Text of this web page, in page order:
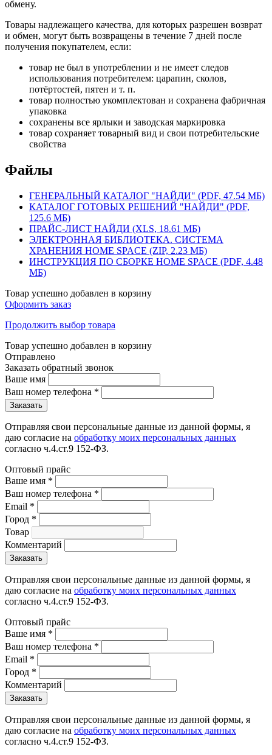
обмену.
Товары надлежащего качества, для которых разрешен возврат
и обмен, могут быть возвращены в течение 7 дней после
получения покупателем, если:
товар не был в употреблении и не имеет следов
использования потребителем: царапин, сколов,
потёртостей, пятен и т. п.
товар полностью укомплектован и сохранена фабричная
упаковка
сохранены все ярлыки и заводская маркировка
товар сохраняет товарный вид и свои потребительские
свойства
Файлы
ГЕНЕРАЛЬНЫЙ КАТАЛОГ "НАЙДИ" (PDF, 47.54 МБ)
КАТАЛОГ ГОТОВЫХ РЕШЕНИЙ "НАЙДИ" (PDF,
125.6 МБ)
ПРАЙС-ЛИСТ НАЙДИ (XLS, 18.61 МБ)
ЭЛЕКТРОННАЯ БИБЛИОТЕКА. СИСТЕМА
ХРАНЕНИЯ HOME SPACE (ZIP, 2.23 МБ)
ИНСТРУКЦИЯ ПО СБОРКЕ HOME SPACE (PDF, 4.48
МБ)
Товар успешно добавлен в корзину
Оформить заказ
Продолжить выбор товара
Товар успешно добавлен в корзину
Отправлено
Заказать обратный звонок
Ваше имя
Ваш номер телефона *
Отправляя свои персональные данные из данной формы, я
даю согласие на обработку моих персональных данных
согласно ч.4.ст.9 152-ФЗ.
Оптовый прайс
Ваше имя *
Ваш номер телефона *
Email *
Город *
Товар
Комментарий
Отправляя свои персональные данные из данной формы, я
даю согласие на обработку моих персональных данных
согласно ч.4.ст.9 152-ФЗ.
Оптовый прайс
Ваше имя *
Ваш номер телефона *
Email *
Город *
Комментарий
Отправляя свои персональные данные из данной формы, я
даю согласие на обработку моих персональных данных
согласно ч.4.ст.9 152-ФЗ.